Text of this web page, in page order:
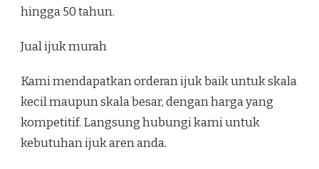
hingga 50 tahun.
Jual ijuk murah
Kami mendapatkan orderan ijuk baik untuk skala
kecil maupun skala besar, dengan harga yang
kompetitif. Langsung hubungi kami untuk
kebutuhan ijuk aren anda.